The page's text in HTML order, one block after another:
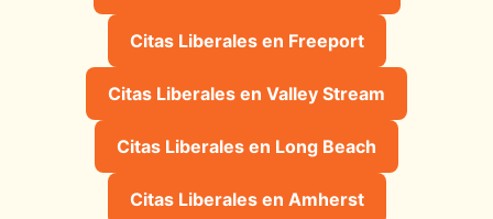
Citas Liberales en Freeport
Citas Liberales en Valley Stream
Citas Liberales en Long Beach
Citas Liberales en Amherst